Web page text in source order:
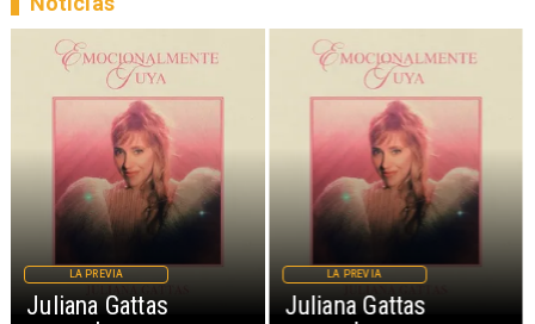
Juliana Gattas
LA PREVIA
Juliana Gattas
LA PREVIA